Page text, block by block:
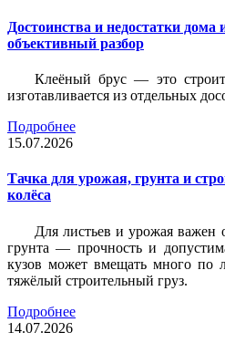
Достоинства и недостатки дома
объективный разбор
Клеёный брус — это
изготавливается из отдельных
Подробнее
15.07.2026
Тачка для урожая, грунта и
колёса
Для листьев и урожая важен
грунта — прочность и
кузов может вмещать много по
тяжёлый строительный груз.
Подробнее
14.07.2026